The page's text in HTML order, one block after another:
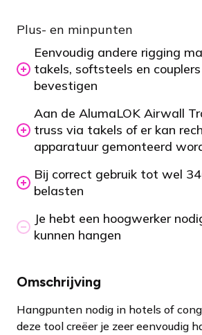
Plus- en minpunten
Eenvoudig andere rigging
takels, softsteels en
bevestigen
Aan de AlumaLOK Airwall
truss via takels of er kan
apparatuur gemonteerd
Bij correct gebruik tot wel
belasten
Je hebt een hoogwerker
kunnen hangen
Omschrijving
Hangpunten nodig in hotels of
deze tool creëer je zeer eenvoudig